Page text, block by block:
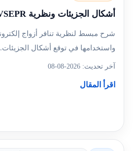
أشكال الجزيئات ونظرية VSEPR
واستخدامها في توقع أشكال الجزيئات.
آخر تحديث: 2026-08-08
اقرأ المقال